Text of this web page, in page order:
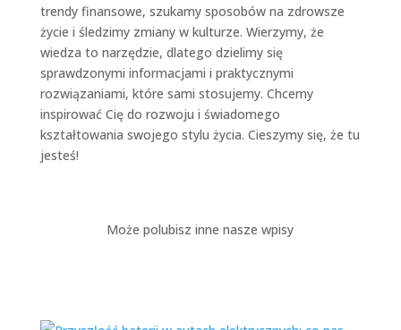
trendy finansowe, szukamy sposobów na zdrowsze
życie i śledzimy zmiany w kulturze. Wierzymy, że
wiedza to narzędzie, dlatego dzielimy się
sprawdzonymi informacjami i praktycznymi
rozwiązaniami, które sami stosujemy. Chcemy
inspirować Cię do rozwoju i świadomego
kształtowania swojego stylu życia. Cieszymy się, że tu
jesteś!
Może polubisz inne nasze wpisy